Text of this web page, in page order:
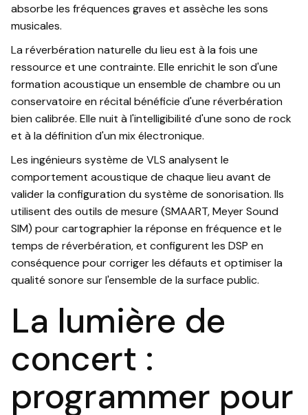
absorbe les fréquences graves et assèche les sons
musicales.
La réverbération naturelle du lieu est à la fois une
ressource et une contrainte. Elle enrichit le son d'une
formation acoustique un ensemble de chambre ou un
conservatoire en récital bénéficie d'une réverbération
bien calibrée. Elle nuit à l'intelligibilité d'une sono de rock
et à la définition d'un mix électronique.
Les ingénieurs système de VLS analysent le
comportement acoustique de chaque lieu avant de
valider la configuration du système de sonorisation. Ils
utilisent des outils de mesure (SMAART, Meyer Sound
SIM) pour cartographier la réponse en fréquence et le
temps de réverbération, et configurent les DSP en
conséquence pour corriger les défauts et optimiser la
qualité sonore sur l'ensemble de la surface public.
La lumière de
concert :
programmer pour